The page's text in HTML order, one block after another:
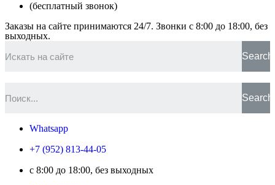
(бесплатный звонок)
Заказы на сайте принимаются 24/7. Звонки c 8:00 до 18:00, без
выходных.
Search
Search
Whatsapp
+7 (952) 813-44-05
c 8:00 до 18:00, без выходных